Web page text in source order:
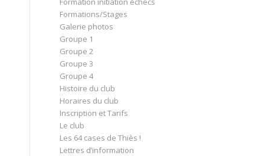
Formations/Stages
Galerie photos
Groupe 1
Groupe 2
Groupe 3
Groupe 4
Histoire du club
Horaires du club
Inscription et Tarifs
Le club
Les 64 cases de Thiès !
Lettres d’information